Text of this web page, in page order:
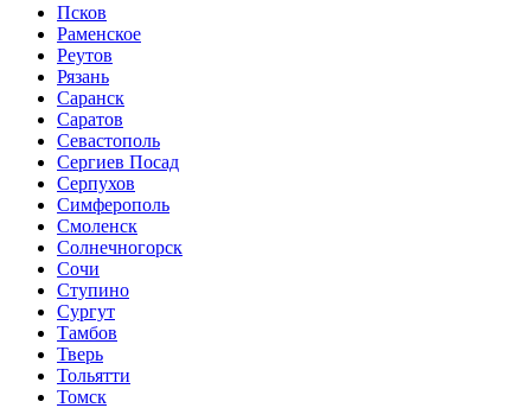
Псков
Раменское
Реутов
Рязань
Саранск
Саратов
Севастополь
Сергиев Посад
Серпухов
Симферополь
Смоленск
Солнечногорск
Сочи
Ступино
Сургут
Тамбов
Тверь
Тольятти
Томск